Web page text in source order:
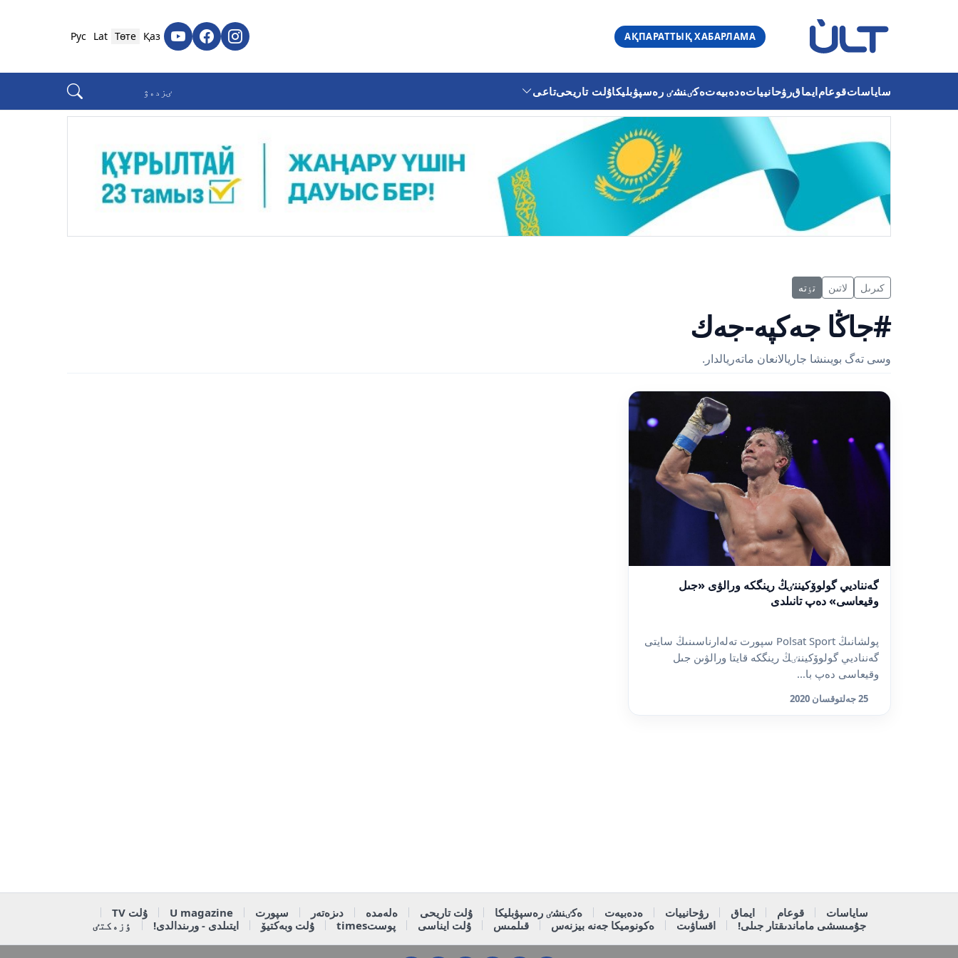
АҚПАРАТТЫҚ ХАБАРЛАМА
Қаз
Төте
Lat
Рус
ساياساتقوعامايماقرۋحانيياتەدەبيەتەكٸنشٸ رەسپۋبليكاۇلت تاريحىتاعى
كىرىل لاتىن تٶتە
#جاڭا جەكپە-جەك
وسى تەگ بويىنشا جاريالانعان ماتەريالدار.
گەنناديي گولوۆكيننٸڭ رينگكە ورالۋى «جىل
وقيعاسى» دەپ تانىلدى
پولشانىڭ Polsat Sport سپورت تەلەارناسىنىڭ سايتى
گەنناديي گولوۆكيننٸڭ رينگكە قايتا ورالۋىن جىل
وقيعاسى دەپ با...
25 جەلتوقسان 2020
ساياسات قوعام ايماق رۋحانييات ەدەبيەت ەكٸنشٸ رەسپۋبليكا ۇلت تاريحى ەلەمدە دىزەتەر سپورت U magazine
ۇلت TV
جۇمىسشى ماماندىقتار جىلى!
اقساۋىت ەكونوميكا جەنە بيزنەس قىلمىس ۇلت ايناسى پوستtimes ۇلت وبەكتيۆ ايتىلدى - ورىندالدى! ٶزەكتٸ